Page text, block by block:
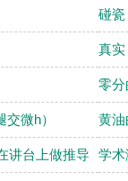
碰瓷
真实
零
微h） 黄油
讲台上做推导 学